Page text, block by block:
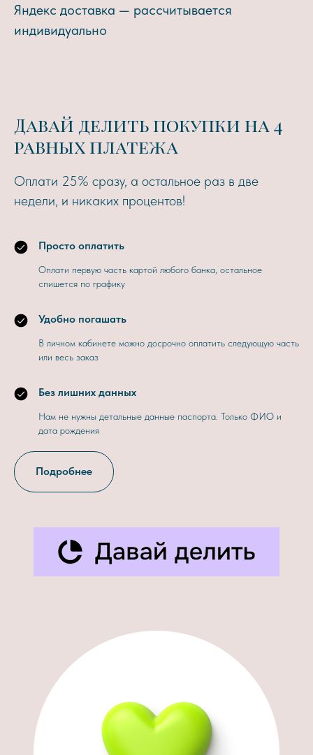
Яндекс доставка — рассчитывается
индивидуально
Давай делить покупки на 4
равных платежа
Оплати 25% сразу, а остальное раз в две
недели, и никаких процентов!
Просто оплатить
Оплати первую часть картой любого банка, остальное
спишется по графику
Удобно погашать
В личном кабинете можно досрочно оплатить следующую часть
или весь заказ
Без лишних данных
Нам не нужны детальные данные паспорта. Только ФИО и
дата рождения
Подробнее